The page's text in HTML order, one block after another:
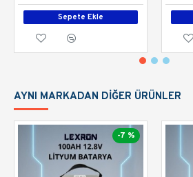
Sepete Ekle
AYNI MARKADAN DIĞER ÜRÜNLER
-7 %